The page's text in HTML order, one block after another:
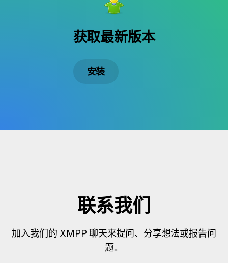
获取最新版本
安装
联系我们
加入我们的 XMPP 聊天来提问、分享想法或报告问
题。